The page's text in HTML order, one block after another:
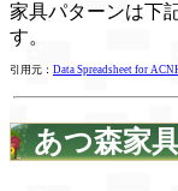
家具パターンは下
す。
引用元： Data Spreadsheet for
あつ森家